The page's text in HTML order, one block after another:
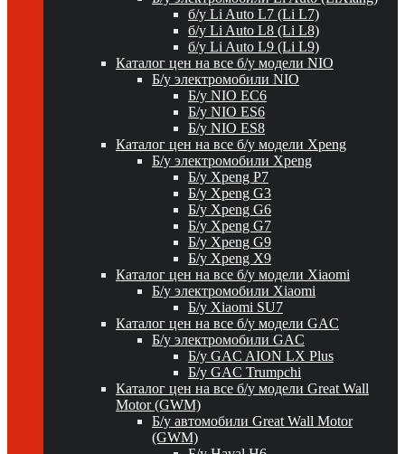
б/у Li Auto L7 (Li L7)
б/у Li Auto L8 (Li L8)
б/у Li Auto L9 (Li L9)
Каталог цен на все б/у модели NIO
Б/у электромобили NIO
Б/у NIO EC6
Б/у NIO ES6
Б/у NIO ES8
Каталог цен на все б/у модели Xpeng
Б/у электромобили Xpeng
Б/у Xpeng P7
Б/у Xpeng G3
Б/у Xpeng G6
Б/у Xpeng G7
Б/у Xpeng G9
Б/у Xpeng X9
Каталог цен на все б/у модели Xiaomi
Б/у электромобили Xiaomi
Б/у Xiaomi SU7
Каталог цен на все б/у модели GAC
Б/у электромобили GAC
Б/у GAC AION LX Plus
Б/у GAC Trumpchi
Каталог цен на все б/у модели Great Wall
Motor (GWM)
Б/у автомобили Great Wall Motor
(GWM)